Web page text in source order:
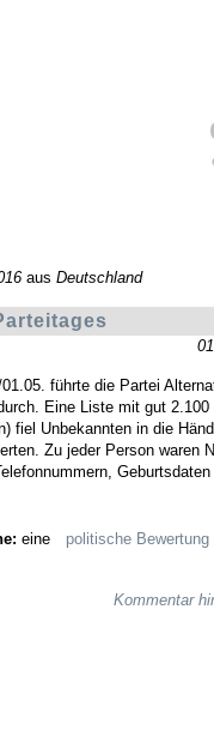
aus Deutschland
führte die Partei
Eine Liste mit gut 2.100
fiel Unbekannten in die
Zu jeder Person waren
Geburtsdaten
eine
politische Bewertung
Kommentar